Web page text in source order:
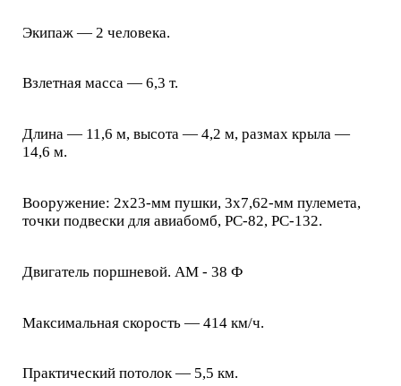
Экипаж — 2 человека.
Взлетная масса — 6,3 т.
Длина — 11,6 м, высота — 4,2 м, размах крыла —
14,6 м.
Вооружение: 2х23-мм пушки, 3х7,62-мм пулемета,
точки подвески для авиабомб, РС-82, РС-132.
Двигатель поршневой. АМ - 38 Ф
Максимальная скорость — 414 км/ч.
Практический потолок — 5,5 км.